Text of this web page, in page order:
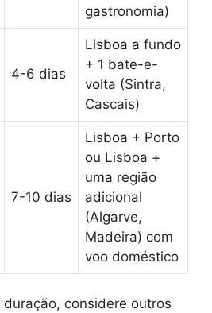
gastronomia)
4-6 dias
Lisboa a fundo
+ 1 bate-e-
volta (Sintra,
Cascais)
7-10 dias
Lisboa + Porto
ou Lisboa +
uma região
adicional
(Algarve,
Madeira) com
voo doméstico
considere outros